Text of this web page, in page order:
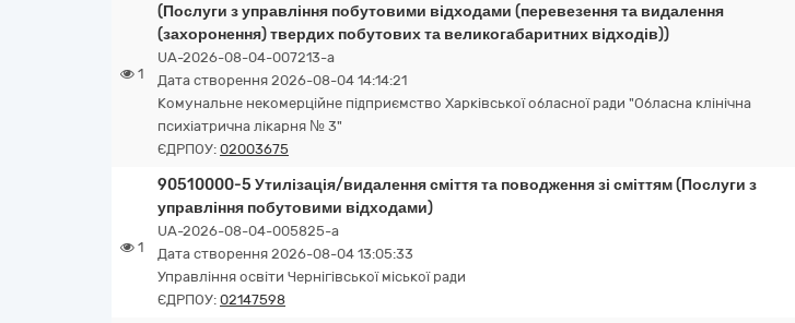
1
(Послуги з управління побутовими відходами (перевезення та видалення
(захоронення) твердих побутових та великогабаритних відходів))
UA-2026-08-04-007213-a
Дата створення 2026-08-04 14:14:21
Комунальне некомерційне підприємство Харківської обласної ради "Обласна клінічна
психіатрична лікарня № 3"
ЄДРПОУ: 02003675
1
90510000-5 Утилізація/видалення сміття та поводження зі сміттям (Послуги з
управління побутовими відходами)
UA-2026-08-04-005825-a
Дата створення 2026-08-04 13:05:33
Управління освіти Чернігівської міської ради
ЄДРПОУ: 02147598